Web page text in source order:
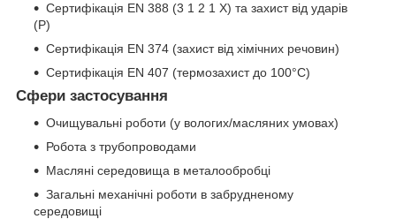
Сертифікація EN 388 (3 1 2 1 X) та захист від ударів
(P)
Сертифікація EN 374 (захист від хімічних речовин)
Сертифікація EN 407 (термозахист до 100°C)
Сфери застосування
Очищувальні роботи (у вологих/масляних умовах)
Робота з трубопроводами
Масляні середовища в металообробці
Загальні механічні роботи в забрудненому
середовищі